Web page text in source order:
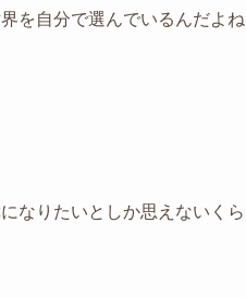
を自分で選んでいるんだよね
なりたいとしか思えないく